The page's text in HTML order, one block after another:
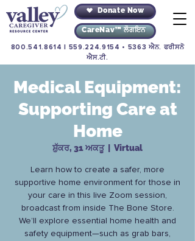
Donate Now
CareNav™ ਲੌਗਇਨ
800.541.8614 559.224.9154 • 5363 ਐਨ. ਫਰੀਸਨੋ
ਐਸ.ਟੀ.
Medical Equipment:
Supporting Care at
Home
ਸ਼ੁੱਕਰ, 31 ਅਕਤੂ
  |
Virtual
Learn how to create a safer, more
supportive home environment for those in
your care in this live Zoom session,
broadcast from inside The Bone Store.
We’ll explore essential home health and
safety equipment—such as grab bars,